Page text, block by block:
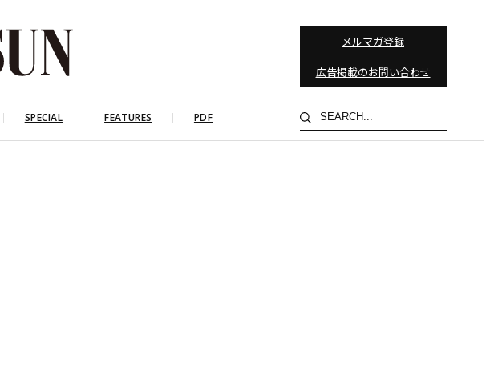
メルマガ登録
広告掲載のお問い合わせ
SPECIAL FEATURES PDF
検
索